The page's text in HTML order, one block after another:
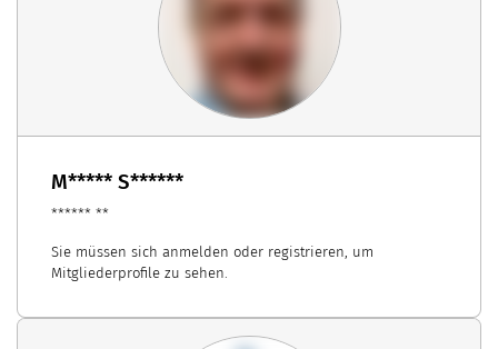
M***** S******
****** **
Sie müssen sich anmelden oder registrieren, um
Mitgliederprofile zu sehen.